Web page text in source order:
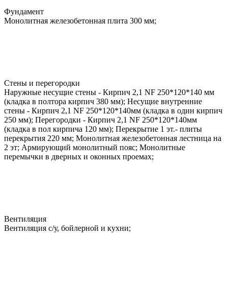
Фундамент
Монолитная железобетонная плита 300 мм;
Стены и перегородки
Наружные несущие стены - Кирпич 2,1 NF 250*120*140 мм
(кладка в полтора кирпич 380 мм); Несущие внутренние
стены - Кирпич 2,1 NF 250*120*140мм (кладка в один кирпич
250 мм); Перегородки - Кирпич 2,1 NF 250*120*140мм
(кладка в пол кирпича 120 мм); Перекрытие 1 эт.- плиты
перекрытия 220 мм; Монолитная железобетонная лестница на
2 эт; Армирующий монолитный пояс; Монолитные
перемычки в дверных и оконных проемах;
Вентиляция
Вентиляция с/у, бойлерной и кухни;